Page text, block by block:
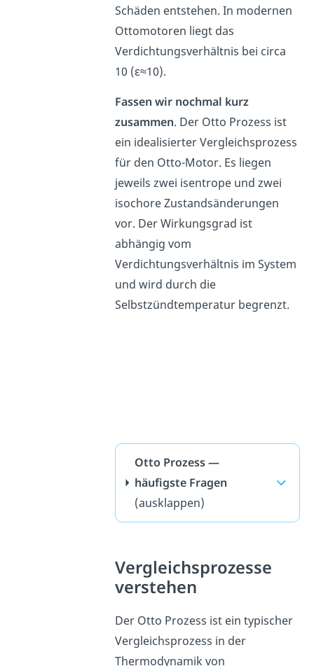
Schäden entstehen. In modernen
Ottomotoren liegt das
Verdichtungsverhältnis bei circa
10 (ε≈10).
Fassen wir nochmal kurz
zusammen. Der Otto Prozess ist
ein idealisierter Vergleichsprozess
für den Otto-Motor. Es liegen
jeweils zwei isentrope und zwei
isochore Zustandsänderungen
vor. Der Wirkungsgrad ist
abhängig vom
Verdichtungsverhältnis im System
und wird durch die
Selbstzündtemperatur begrenzt.
Otto Prozess —
häufigste Fragen
(ausklappen)
Vergleichsprozesse
verstehen
Der Otto Prozess ist ein typischer
Vergleichsprozess in der
Thermodynamik von